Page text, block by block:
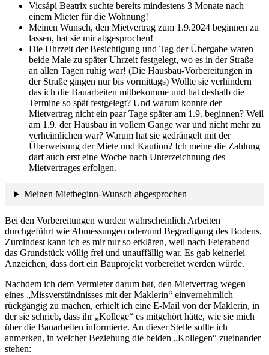
Vicsápi Beatrix suchte bereits mindestens 3 Monate nach
einem Mieter für die Wohnung!
Meinen Wunsch, den Mietvertrag zum 1.9.2024 beginnen zu
lassen, hat sie mir abgesprochen!
Die Uhrzeit der Besichtigung und Tag der Übergabe waren
beide Male zu später Uhrzeit festgelegt, wo es in der Straße
an allen Tagen ruhig war! (Die Hausbau-Vorbereitungen in
der Straße gingen nur bis vormittags) Wollte sie verhindern
das ich die Bauarbeiten mitbekomme und hat deshalb die
Termine so spät festgelegt? Und warum konnte der
Mietvertrag nicht ein paar Tage später am 1.9. beginnen? Weil
am 1.9. der Hausbau in vollem Gange war und nicht mehr zu
verheimlichen war? Warum hat sie gedrängelt mit der
Überweisung der Miete und Kaution? Ich meine die Zahlung
darf auch erst eine Woche nach Unterzeichnung des
Mietvertrages erfolgen.
Meinen Mietbeginn-Wunsch abgesprochen
Bei den Vorbereitungen wurden wahrscheinlich Arbeiten
durchgeführt wie Abmessungen oder/und Begradigung des Bodens.
Zumindest kann ich es mir nur so erklären, weil nach Feierabend
das Grundstück völlig frei und unauffällig war. Es gab keinerlei
Anzeichen, dass dort ein Bauprojekt vorbereitet werden würde.
Nachdem ich dem Vermieter darum bat, den Mietvertrag wegen
eines „Missverständnisses mit der Maklerin“ einvernehmlich
rückgängig zu machen, erhielt ich eine E-Mail von der Maklerin, in
der sie schrieb, dass ihr „Kollege“ es mitgehört hätte, wie sie mich
über die Bauarbeiten informierte. An dieser Stelle sollte ich
anmerken, in welcher Beziehung die beiden „Kollegen“ zueinander
stehen: